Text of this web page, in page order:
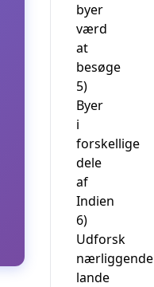
byer
værd
at
besøge
5)
Byer
i
forskellige
dele
af
Indien
6)
Udforsk
nærliggende
lande